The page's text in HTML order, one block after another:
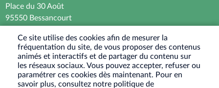
Place du 30 Août
95550 Bessancourt
Horaires d’ouverture : Lundi - Mardi - Mercredi -
Vendredi
8h30 - 12h / 13h30-17h30
Ce site utilise des cookies afin de mesurer la
fréquentation du site, de vous proposer des contenus
animés et interactifs et de partager du contenu sur
les réseaux sociaux. Vous pouvez accepter, refuser ou
paramétrer ces cookies dès maintenant. Pour en
savoir plus, consultez notre politique de